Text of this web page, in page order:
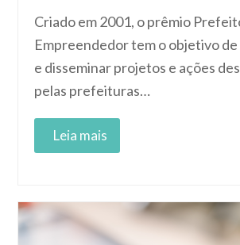
Criado em 2001, o prêmio
Empreendedor tem o objetivo
e disseminar projetos e ações
pelas prefeituras…